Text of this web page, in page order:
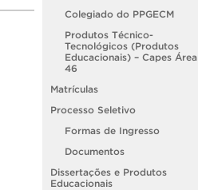
Colegiado do PPGECM
Produtos Técnico-
Tecnológicos (Produtos
Educacionais) – Capes Área
46
Matrículas
Processo Seletivo
Formas de Ingresso
Documentos
Dissertações e Produtos
Educacionais